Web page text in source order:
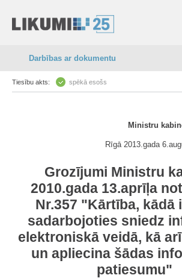
Darbības ar dokumentu
Tiesību akts: spēkā esošs
Ministru
Rīgā 2013.gada
Grozījumi Ministru
2010.gada 13.aprīļa
Nr.357 "Kārtība, kādā
sadarbojoties sniedz
elektroniskā veidā, kā
un apliecina šādas
patiesumu"